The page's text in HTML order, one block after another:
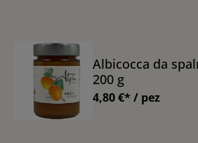
Albicocca da
200 g
4,80 €* / pez